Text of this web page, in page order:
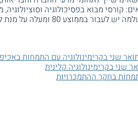
קורסי מבוא בפסיכולוגיה
מחקר ומבוא למשפט ישראלי. את לימודי
שני בקרימינולוגיה עם התמחות
שני בקרימינולוגיה קלינית
בחקר ההתמכרויות